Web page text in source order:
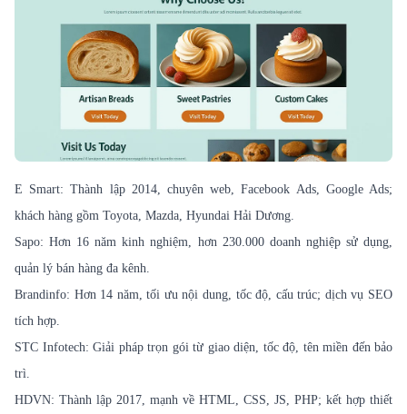
E Smart: Thành lập 2014, chuyên web, Facebook Ads, Google Ads;
khách hàng gồm Toyota, Mazda, Hyundai Hải Dương.
Sapo: Hơn 16 năm kinh nghiệm, hơn 230.000 doanh nghiệp sử dụng,
quản lý bán hàng đa kênh.
Brandinfo: Hơn 14 năm, tối ưu nội dung, tốc độ, cấu trúc; dịch vụ SEO
tích hợp.
STC Infotech: Giải pháp trọn gói từ giao diện, tốc độ, tên miền đến bảo
trì.
HDVN: Thành lập 2017, mạnh về HTML, CSS, JS, PHP; kết hợp thiết